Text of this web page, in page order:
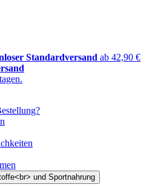
Standardversand ab 42,90 €